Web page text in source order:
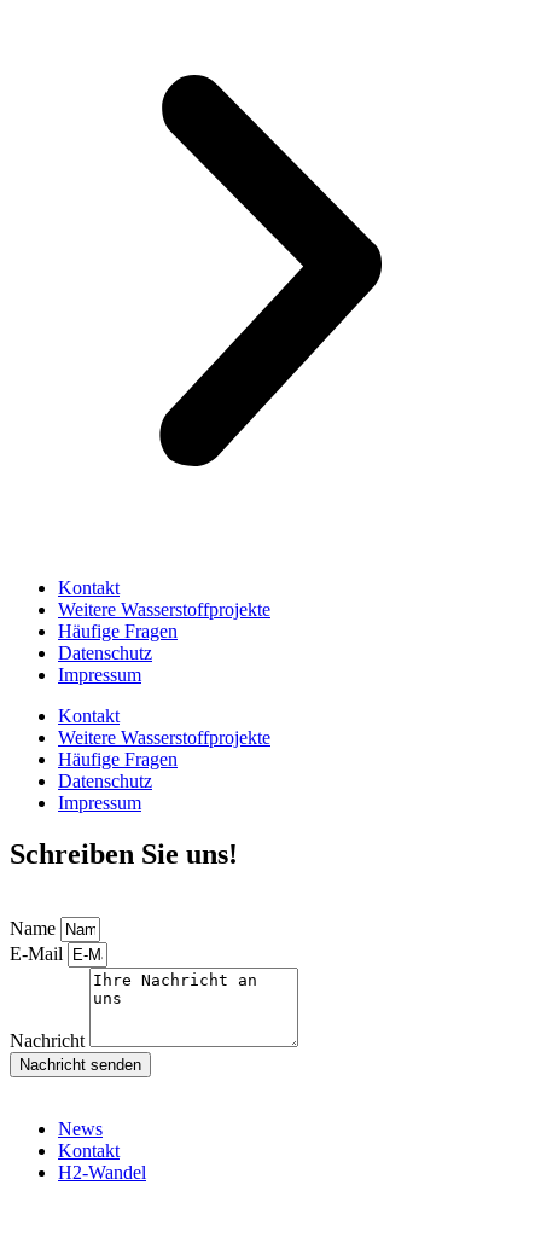
Kontakt
Weitere Wasserstoffprojekte
Häufige Fragen
Datenschutz
Impressum
Kontakt
Weitere Wasserstoffprojekte
Häufige Fragen
Datenschutz
Impressum
Schreiben Sie uns!
Name
E-Mail
Nachricht
Nachricht senden
News
Kontakt
H2-Wandel